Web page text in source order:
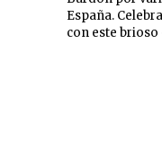
España.
con este